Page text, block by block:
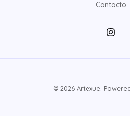
Contacto
© 2026 Artexue.